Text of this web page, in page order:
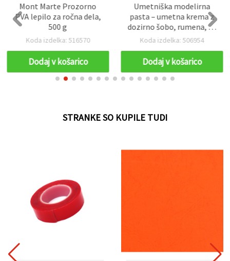
Mont Marte Prozorno
PVA lepilo za ročna dela,
500 g
Koda izdelka: 516570
Dodaj v košarico
Umetniška modelirna
pasta – umetna krema z
dozirno šobo, rumena, 50
ml
Koda izdelka: 506954
Dodaj v košarico
STRANKE SO KUPILE TUDI